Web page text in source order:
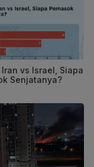
Iran vs Israel, Siapa
Senjatanya?